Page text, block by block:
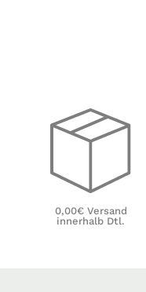
0,00€ Versand
innerhalb Dtl.